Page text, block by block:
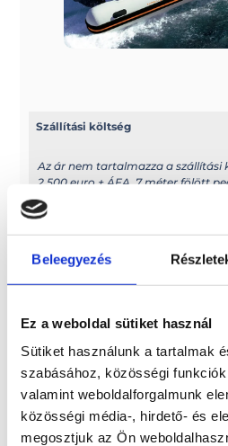
Beleegyezés
Ez a weboldal sütiket használ
Sütiket használunk a tartalmak
szabásához, közösségi
valamint weboldalforgalmunk
közösségi média-, hirdető- és
megosztjuk az Ön
Szélesség: 2,61 m
Hossz: 5,70 m
Csőátmérő : 0,56 m max
Száraz tömeg : ~ 550 kg
Személy kapacitása : 10 fő
Szállítási költség
Az ár nem tartalmazza a szállítási
2.500 euro + ÁFA, 7 méter fölött
szállítási díj
További információk